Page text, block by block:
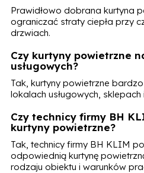
Prawidłowo dobrana kurtyna
ograniczać straty ciepła przy
drzwiach.
Czy kurtyny powietrzne
usługowych?
Tak, kurtyny powietrzne
lokalach usługowych,
Czy technicy firmy BH
kurtyny powietrzne?
Tak, technicy firmy BH KLIM
odpowiednią kurtynę
rodzaju obiektu i warunków